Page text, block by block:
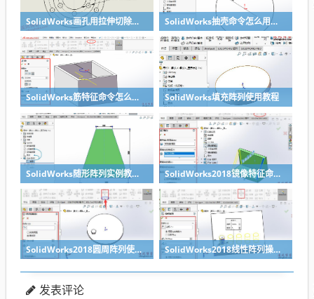
SolidWorks画孔用拉伸切除和异形孔向导有什么区别？ SolidWorks抽壳命令怎么用？理论加实例告诉你抽壳使用技巧
SolidWorks筋特征命令怎么使用？设计师新手需要了解的命令 SolidWorks填充阵列使用教程
SolidWorks随形阵列实例教程范例1 SolidWorks2018镜像特征命令教程
SolidWorks2018圆周阵列使用教程 SolidWorks2018线性阵列操作教程
发表评论